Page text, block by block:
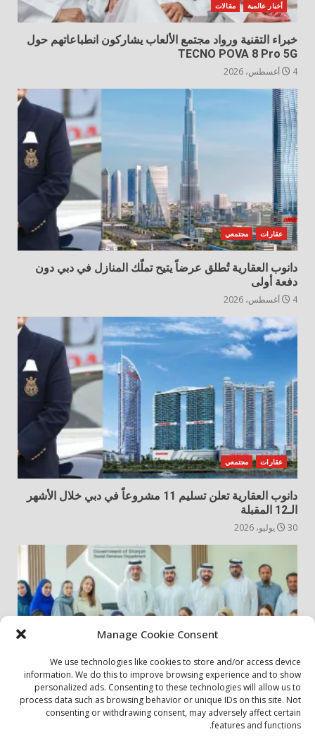
Manage Cookie Consent
We use technologies like cookies to store and/or access device
information. We do this to improve browsing experience and to show
personalized ads. Consenting to these technologies will allow us to
process data such as browsing behavior or unique IDs on this site. Not
consenting or withdrawing consent, may adversely affect certain
features and functions.
أخبار عالمية مقالات
خبراء التقنية ورواد مجتمع الألعاب يشاركون انطباعاتهم حول
TECNO POVA 8 Pro 5G
4 أغسطس، 2026
عقارات مجتمعي
دانوب العقارية تُطلق عرضاً يتيح تملّك المنازل في دبي دون
دفعة أولى
4 أغسطس، 2026
عقارات مجتمعي
دانوب العقارية تعلن تسليم 11 مشروعاً في دبي خلال الأشهر
الـ12 المقبلة
30 يوليو، 2026
أخبار المجتمع مجتمعي
الشارقة لإدارة الأصول تنظم زيارة إلى دار رعاية المسنين